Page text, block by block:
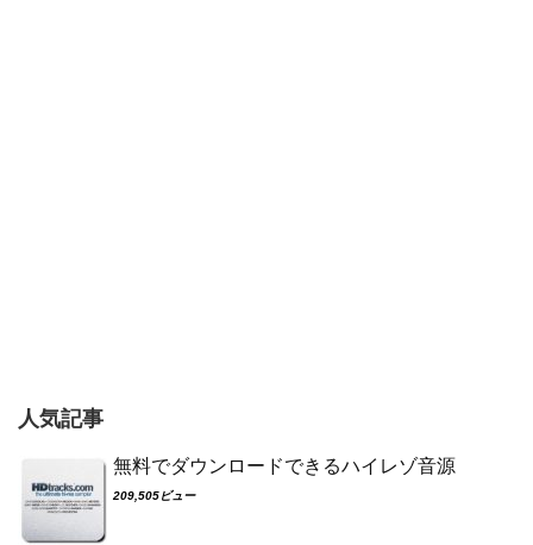
人気記事
無料でダウンロードできるハイレゾ音源
209,505ビュー